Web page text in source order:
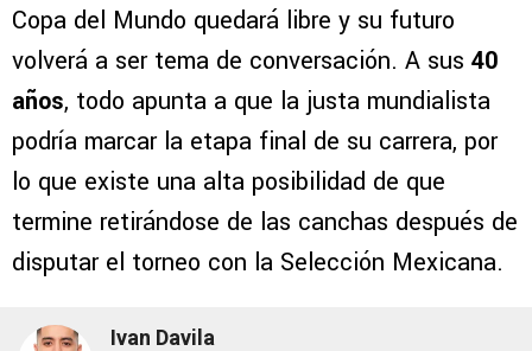
Copa del Mundo quedará libre y su futuro
volverá a ser tema de conversación. A sus 40
años, todo apunta a que la justa mundialista
podría marcar la etapa final de su carrera, por
lo que existe una alta posibilidad de que
termine retirándose de las canchas después de
disputar el torneo con la Selección Mexicana.
Ivan Davila